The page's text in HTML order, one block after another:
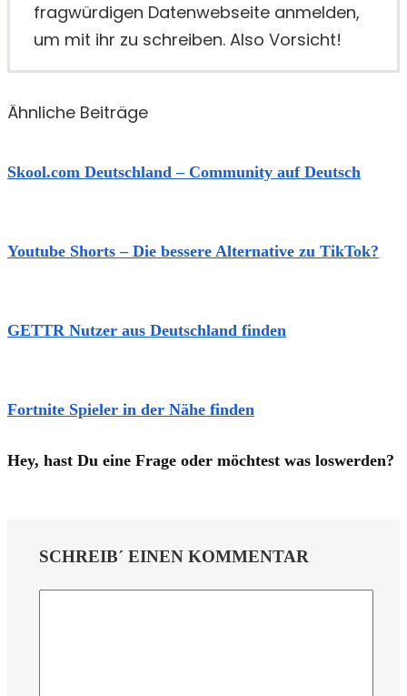
fragwürdigen Datenwebseite anmelden,
um mit ihr zu schreiben. Also Vorsicht!
Ähnliche Beiträge
Skool.com Deutschland – Community auf Deutsch
Youtube Shorts – Die bessere Alternative zu TikTok?
GETTR Nutzer aus Deutschland finden
Fortnite Spieler in der Nähe finden
Hey, hast Du eine Frage oder möchtest was loswerden?
SCHREIB´ EINEN KOMMENTAR